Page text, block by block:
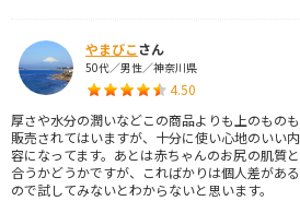
やまびこさん
50代／男性／神奈川県
4.50
厚さや水分の潤いなどこの商品よりも上のものも
販売されてはいますが、十分に使い心地のいい内
容になってます。あとは赤ちゃんのお尻の肌質と
合うかどうかですが、こればかりは個人差がある
ので試してみないとわからないと思います。